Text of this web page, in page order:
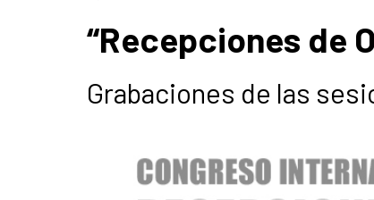
“Recepciones de
Grabaciones de las